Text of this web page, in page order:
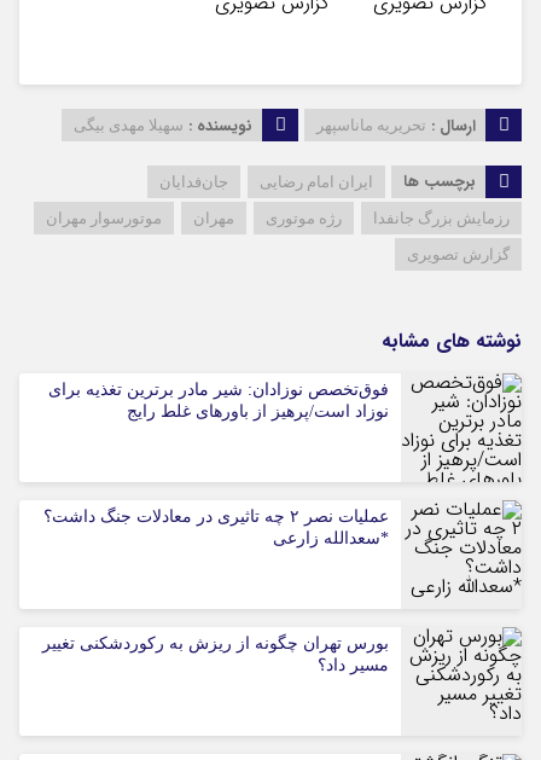
ارسال : تحریریه ماناسپهر نویسنده : سهیلا مهدی بیگی
برچسب ها ایران امام رضایی
جان‌فدایان
رزمایش بزرگ جانفدا
رژه موتوری مهران
موتورسوار مهران
گزارش تصویری
نوشته های مشابه
فوق‌تخصص نوزادان: شیر مادر برترین تغذیه برای
نوزاد است/پرهیز از باورهای غلط رایج
عملیات نصر ۲ چه تاثیری در معادلات جنگ داشت؟
*سعدالله زارعی
بورس تهران چگونه از ریزش به رکوردشکنی تغییر
مسیر داد؟